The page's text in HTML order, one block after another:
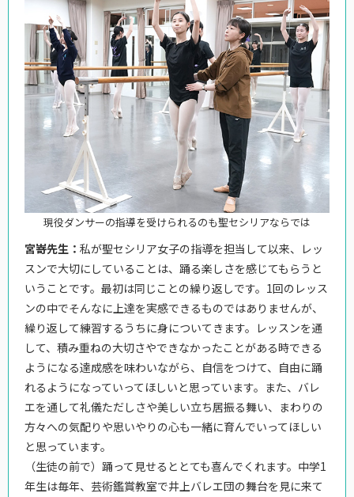
現役ダンサーの指導を受けられるのも聖セシリアならでは
宮嵜先生： 私が聖セシリア女子の指導を担当して以来、レッ
スンで大切にしていることは、踊る楽しさを感じてもらうと
いうことです。最初は同じことの繰り返しです。1回のレッス
ンの中でそんなに上達を実感できるものではありませんが、
繰り返して練習するうちに身についてきます。レッスンを通
して、積み重ねの大切さやできなかったことがある時できる
ようになる達成感を味わいながら、自信をつけて、自由に踊
れるようになっていってほしいと思っています。また、バレ
エを通して礼儀ただしさや美しい立ち居振る舞い、まわりの
方々への気配りや思いやりの心も一緒に育んでいってほしい
と思っています。
（生徒の前で）踊って見せるととても喜んでくれます。中学1
年生は毎年、芸術鑑賞教室で井上バレエ団の舞台を見に来て